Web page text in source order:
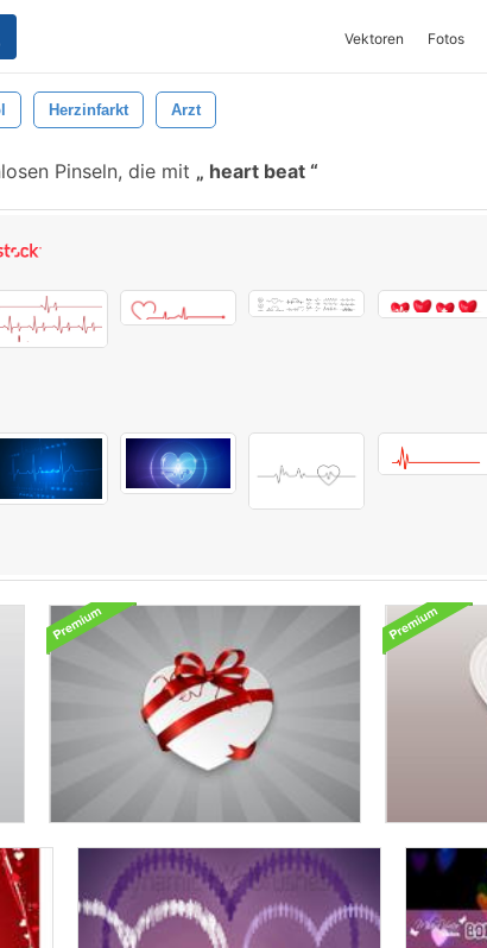
Vektoren Fotos
Herzinfarkt Arzt
Pinseln, die mit heart beat